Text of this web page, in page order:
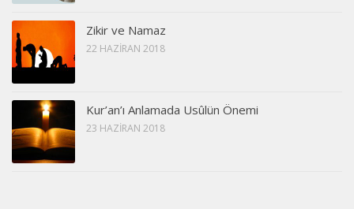
Zikir ve Namaz
22 HAZIRAN 2018
Kur’an’ı Anlamada Usûlün Önemi
23 HAZIRAN 2018